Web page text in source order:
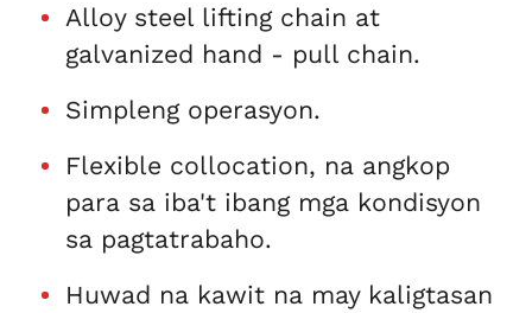
Alloy steel lifting chain at
galvanized hand - pull chain.
Simpleng operasyon.
Flexible collocation, na angkop
para sa iba't ibang mga kondisyon
sa pagtatrabaho.
Huwad na kawit na may kaligtasan